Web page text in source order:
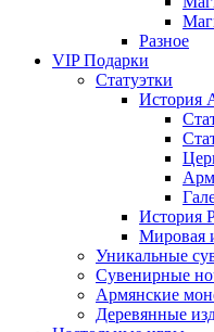
Разное
VIP Подарки
Статуэтки
История
История
Мировая
Уникальные
Сувенирные
Армянские
Деревянные